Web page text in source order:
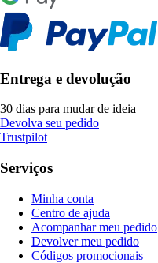
Entrega e devolução
30 dias para mudar de ideia
Devolva seu pedido
Trustpilot
Serviços
Minha conta
Centro de ajuda
Acompanhar meu pedido
Devolver meu pedido
Códigos promocionais